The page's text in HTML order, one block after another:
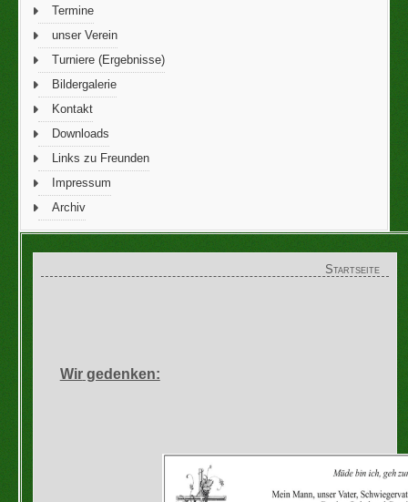
Termine
unser Verein
Turniere (Ergebnisse)
Bildergalerie
Kontakt
Downloads
Links zu Freunden
Impressum
Archiv
Startseite
Wirgedenken: